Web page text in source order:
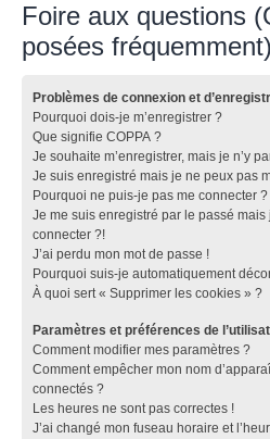
Foire aux questions
posées fréquemment)
Problèmes de connexion et
Pourquoi dois-je m’enregistrer ?
Que signifie COPPA ?
Je souhaite m’enregistrer, mais je n’y
Je suis enregistré mais je ne peux pas
Pourquoi ne puis-je pas me connecter ?
Je me suis enregistré par le passé mais
connecter ?!
J’ai perdu mon mot de passe !
Pourquoi suis-je automatiquement
À quoi sert « Supprimer les cookies » ?
Paramètres et préférences de
Comment modifier mes paramètres ?
Comment empêcher mon nom
connectés ?
Les heures ne sont pas correctes !
J’ai changé mon fuseau horaire et